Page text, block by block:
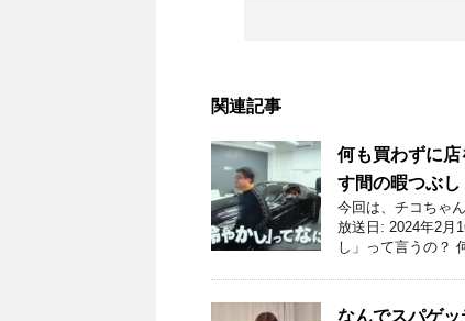
関連記事
何も買わずに
す間の暇つぶし
今回は、チコちゃ
放送日: 2024年2月
し」って言うの？
なんでスパゲ